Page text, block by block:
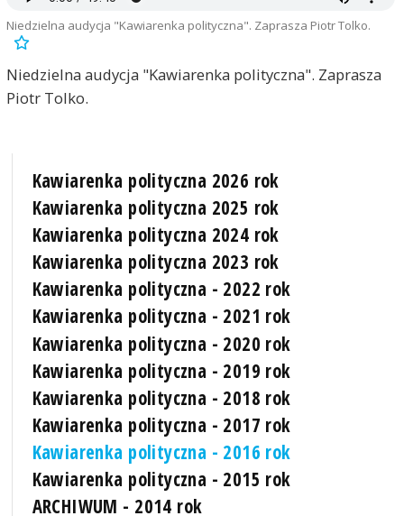
Niedzielna audycja "Kawiarenka polityczna". Zaprasza Piotr Tolko.
Niedzielna audycja "Kawiarenka polityczna". Zaprasza
Piotr Tolko.
Kawiarenka polityczna 2026 rok
Kawiarenka polityczna 2025 rok
Kawiarenka polityczna 2024 rok
Kawiarenka polityczna 2023 rok
Kawiarenka polityczna - 2022 rok
Kawiarenka polityczna - 2021 rok
Kawiarenka polityczna - 2020 rok
Kawiarenka polityczna - 2019 rok
Kawiarenka polityczna - 2018 rok
Kawiarenka polityczna - 2017 rok
Kawiarenka polityczna - 2016 rok
Kawiarenka polityczna - 2015 rok
ARCHIWUM - 2014 rok